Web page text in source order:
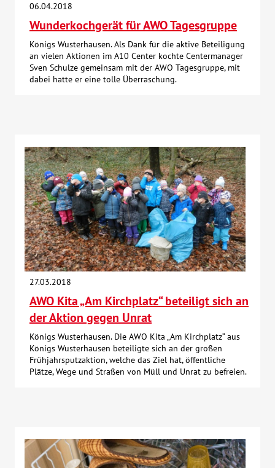
06.04.2018
Wunderkochgerät für AWO Tagesgruppe
Königs Wusterhausen. Als Dank für die aktive Beteiligung
an vielen Aktionen im A10 Center kochte Centermanager
Sven Schulze gemeinsam mit der AWO Tagesgruppe, mit
dabei hatte er eine tolle Überraschung.
27.03.2018
AWO Kita „Am Kirchplatz“ beteiligt sich an
der Aktion gegen Unrat
Königs Wusterhausen. Die AWO Kita „Am Kirchplatz“ aus
Königs Wusterhausen beteiligte sich an der großen
Frühjahrsputzaktion, welche das Ziel hat, öffentliche
Plätze, Wege und Straßen von Müll und Unrat zu befreien.